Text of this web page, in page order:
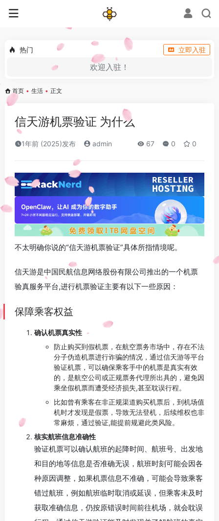
热门 立即入驻
欢迎入驻！
首页 • 生活 • 正文
信天游机票验证 为什么
1年前 (2025)发布 admin 67 0 0
不太明确你说的“信天游机票验证”具体所指情境呢。
信天游是中国民航信息网络股份有限公司推出的一个机票
验真服务平台,进行机票验证主要有以下一些原因：
保障乘客权益
确认机票真实性
防止购买到假机票，在航空票务市场中，存在不法
分子伪造机票进行诈骗的情况，通过信天游等平台
验证机票，可以确保乘客手中的机票是真实有效
的，是航空公司或正规票务代理所出具的，避免因
乘坐假机票而遭受经济损失,甚至耽误行程。
比如曾有乘客在非正规渠道购买机票后，到机场值
机时才发现是假票，导致无法登机，后续维权也非
常麻烦，通过验证,能提前规避此类风险。
核实航班信息准确性
验证机票可以确认航班的起降时间、航班号、出发地
和目的地等信息是否准确无误，航班时刻可能会因各
种原因调整，如果机票信息不准确，可能会导致乘客
错过航班，例如航班临时取消或延误，但乘客未及时
获取准确信息，仍按原错误时间前往机场，就会耽误